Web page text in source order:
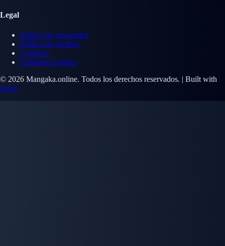
Legal
Política de privacidad
Política de cookies
Contacto
Gestionar cookies
© 2026 Mangaka.online. Todos los derechos reservados. | Built with
Astro